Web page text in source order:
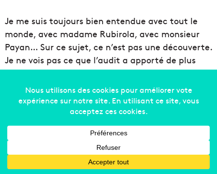
Je me suis toujours bien entendue avec tout le
monde, avec madame Rubirola, avec monsieur
Payan… Sur ce sujet, ce n’est pas une découverte.
Je ne vois pas ce que l’audit a apporté de plus
que le rapport de la Chambre régionale des
comptes. Moi, je suis là pour faire avancer les
projets. Je ne suis pas là pour faire des
commentaires sur 1915.
Il a réaffirmé sa volonté de vendre le
stade Vélodrome. Qu’en pensez-vous ?